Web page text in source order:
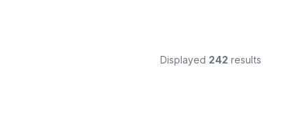
Displayed 242 results